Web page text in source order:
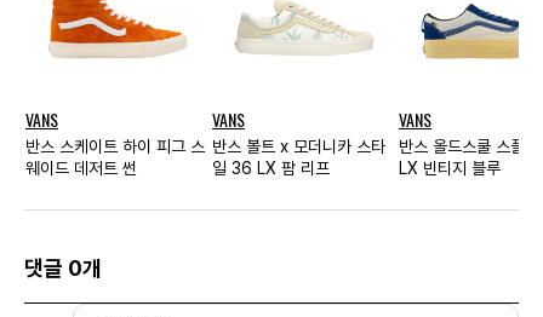
VANS
반스 스케이트 하이 피그 스
웨이드 데저트 썬
VANS
반스 볼트 x 모더니카 스타
일 36 LX 팜 리프
VANS
반스 올드스쿨 스플
LX 빈티지 블루
댓글 0개